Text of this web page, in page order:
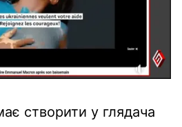
створити у глядача